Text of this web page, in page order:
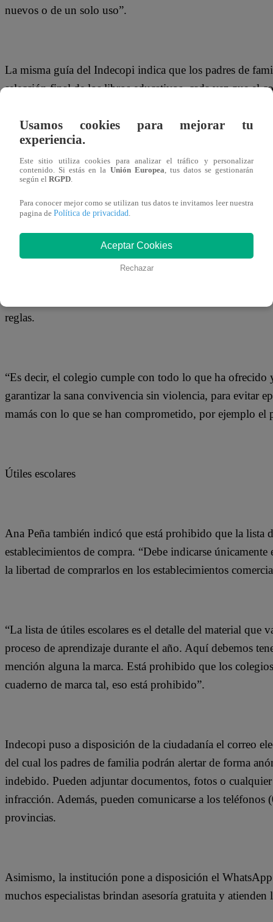
nuevos o de un solo uso”.
La misma guía del Indecopi indica que los padres de
selección final de los libros educativos, cada vez que el
Ana Peña, gerente de Supervisión y fiscalización de
se eligen los textos escolares y en esta elección
Apafa o a través del comité del aula. Entonces, si no
levanten la mano y activen la vigilancia ciudadana”.
los padres de familia debe existir la confianza necesaria
reglas.
“Es decir, el colegio cumple con todo lo que ha ofrecido
garantizar la sana convivencia sin violencia, para evitar
mamás con lo que se han comprometido, por ejemplo el
Útiles escolares
Ana Peña también indicó que está prohibido que la lista
establecimientos de compra. “Debe indicarse
la libertad de comprarlos en los establecimientos
“La lista de útiles escolares es el detalle del material que
proceso de aprendizaje durante el año. Aquí debemos
mención alguna la marca. Está prohibido que los
cuaderno de marca tal, eso está prohibido”.
Indecopi puso a disposición de la ciudadanía el correo
del cual los padres de familia podrán alertar de forma
indebido. Pueden adjuntar documentos, fotos o
infracción. Además, pueden comunicarse a los
provincias.
Asimismo, la institución pone a disposición el
muchos especialistas brindan asesoría gratuita y
Usamos cookies para mejorar tu
experiencia.
Este sitio utiliza cookies para analizar el tráfico y personalizar
contenido. Si estás en la Unión Europea , tus datos se gestionarán
según el RGPD
Para conocer mejor como se utilizan tus datos te invitamos leer nuestra
pagina de Política de privacidad
Aceptar Cookies
Rechazar